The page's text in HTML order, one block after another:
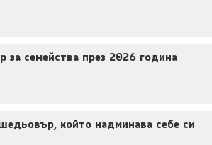
за семейства през 2026 година
който надминава себе си